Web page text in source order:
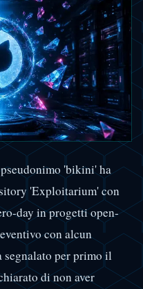
'bikini' ha
'Exploitarium' con
day in progetti open-
con alcun
segnalato per primo il
di non aver